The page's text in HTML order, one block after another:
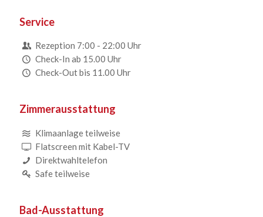
Service
Rezeption 7:00 - 22:00 Uhr
Check-In ab 15.00 Uhr
Check-Out bis 11.00 Uhr
Zimmerausstattung
Klimaanlage teilweise
Flatscreen mit Kabel-TV
Direktwahltelefon
Safe teilweise
Bad-Ausstattung